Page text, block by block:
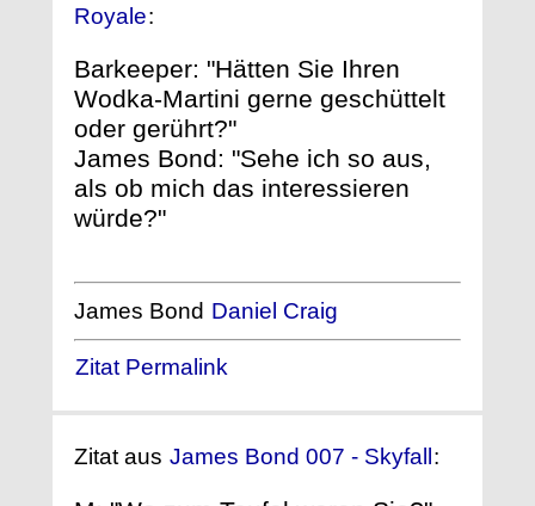
Royale:
Barkeeper: "Hätten Sie Ihren
Wodka-Martini gerne geschüttelt
oder gerührt?"
James Bond: "Sehe ich so aus,
als ob mich das interessieren
würde?"
James Bond Daniel Craig
Zitat Permalink
Zitat aus James Bond 007 - Skyfall :